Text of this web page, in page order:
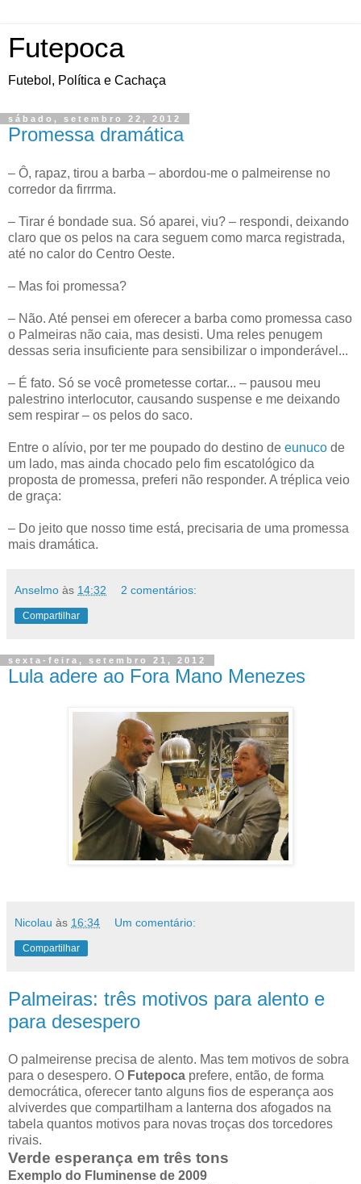
Futepoca
Futebol, Política e Cachaça
sábado, setembro 22, 2012
Promessa dramática
– Ô, rapaz, tirou a barba – abordou-me o palmeirense no
corredor da firrrma.
– Tirar é bondade sua. Só aparei, viu? – respondi, deixando
claro que os pelos na cara seguem como marca registrada,
até no calor do Centro Oeste.
– Mas foi promessa?
– Não. Até pensei em oferecer a barba como promessa caso
o Palmeiras não caia, mas desisti. Uma reles penugem
dessas seria insuficiente para sensibilizar o imponderável...
– É fato. Só se você prometesse cortar... – pausou meu
palestrino interlocutor, causando suspense e me deixando
sem respirar – os pelos do saco.
Entre o alívio, por ter me poupado do destino de eunuco de
um lado, mas ainda chocado pelo fim escatológico da
proposta de promessa, preferi não responder. A tréplica veio
de graça:
– Do jeito que nosso time está, precisaria de uma promessa
mais dramática.
Anselmo às 14:32 2 comentários:
Compartilhar
sexta-feira, setembro 21, 2012
Lula adere ao Fora Mano Menezes
Nicolau às 16:34 Um comentário:
Compartilhar
Palmeiras: três motivos para alento e
para desespero
O palmeirense precisa de alento. Mas tem motivos de sobra
para o desespero. O Futepoca prefere, então, de forma
democrática, oferecer tanto alguns fios de esperança aos
alviverdes que compartilham a lanterna dos afogados na
tabela quantos motivos para novas troças dos torcedores
rivais.
Verde esperança em três tons
Exemplo do Fluminense de 2009